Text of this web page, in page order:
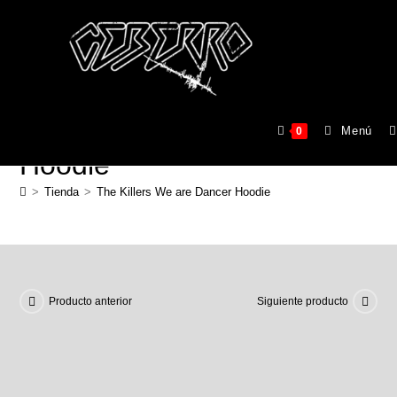
0 Menú
The Killers We are Dancer
Hoodie
> Tienda > The Killers We are Dancer Hoodie
Producto anterior Siguiente producto